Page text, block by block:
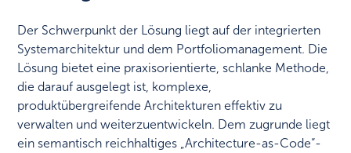
Der Schwerpunkt der Lösung liegt auf der integrierten
Systemarchitektur und dem Portfoliomanagement. Die
Lösung bietet eine praxisorientierte, schlanke Methode,
die darauf ausgelegt ist, komplexe,
produktübergreifende Architekturen effektiv zu
verwalten und weiterzuentwickeln. Dem zugrunde liegt
ein semantisch reichhaltiges „Architecture-as-Code“-